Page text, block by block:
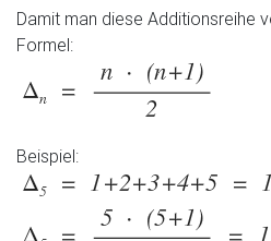
Damit man diese Additionsreihe
Formel:
Beispiel: